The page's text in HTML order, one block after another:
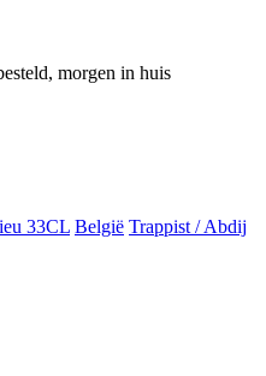
morgen in huis
33CL België Trappist / Abdij